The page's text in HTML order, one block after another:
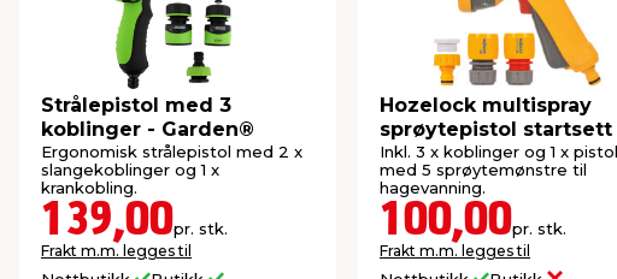
Strålepistol med 3
koblinger - Garden®
Ergonomisk strålepistol med 2 x
slangekoblinger og 1 x
krankobling.
139,00pr. stk.
Frakt m.m. legges til
Hozelock multispray
sprøytepistol startsett
Inkl. 3 x koblinger og 1 x pistol
med 5 sprøytemønstre til
hagevanning.
100,00pr. stk.
Frakt m.m. legges til